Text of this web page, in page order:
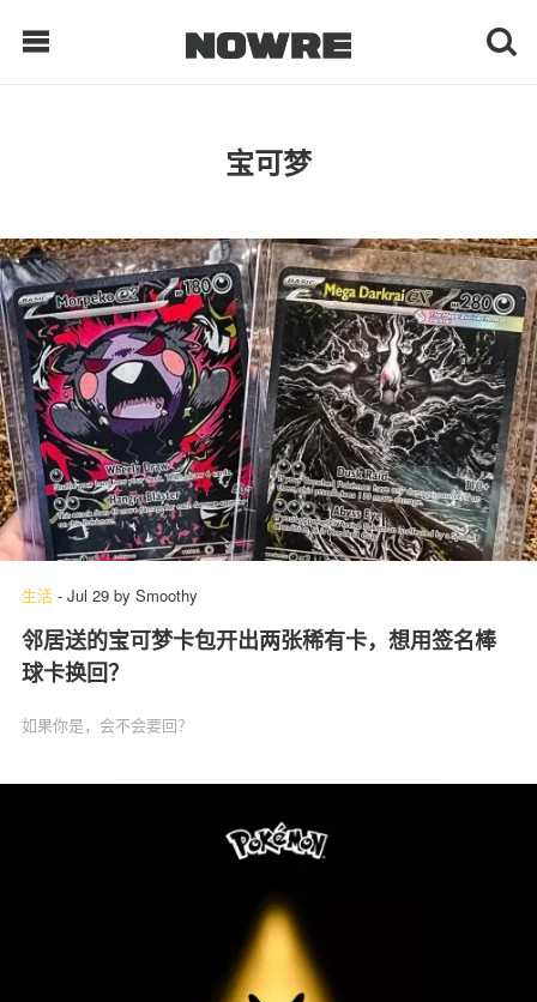
每日鲜榨
现客视点
每日栏目
时 尚
球 鞋
生 活
科 技
宝可梦
生活 - Jul 29 by Smoothy
邻居送的宝可梦卡包开出两张稀有卡，想用签名棒
球卡换回？
如果你是，会不会要回？